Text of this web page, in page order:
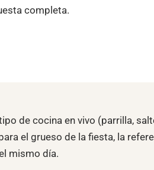
completa.
de cocina en vivo (parrilla,
el grueso de la fiesta, la
mismo día.